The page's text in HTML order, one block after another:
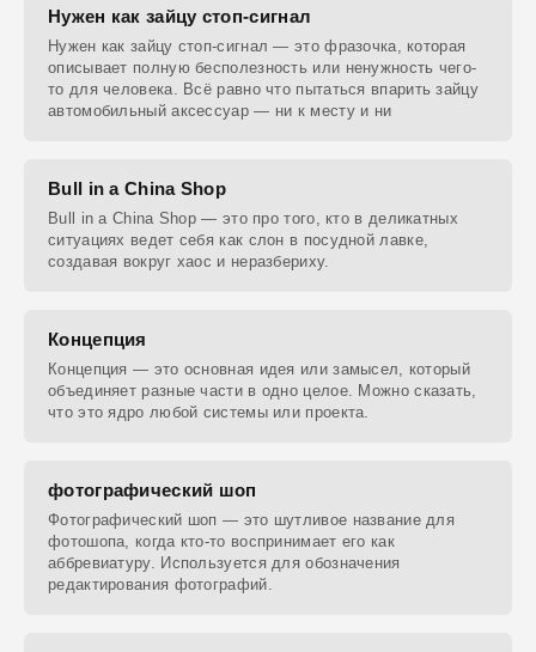
Нужен как зайцу стоп-сигнал
Нужен как зайцу стоп-сигнал — это фразочка, которая
описывает полную бесполезность или ненужность чего-
то для человека. Всё равно что пытаться впарить зайцу
автомобильный аксессуар — ни к месту и ни
Bull in a China Shop
Bull in a China Shop — это про того, кто в деликатных
ситуациях ведет себя как слон в посудной лавке,
создавая вокруг хаос и неразбериху.
Концепция
Концепция — это основная идея или замысел, который
объединяет разные части в одно целое. Можно сказать,
что это ядро любой системы или проекта.
фотографический шоп
Фотографический шоп — это шутливое название для
фотошопа, когда кто-то воспринимает его как
аббревиатуру. Используется для обозначения
редактирования фотографий.